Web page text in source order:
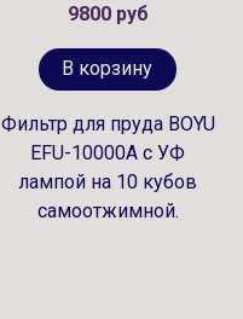
9800 руб
В корзину
Фильтр для пруда BOYU
EFU-10000A с УФ
лампой на 10 кубов
самоотжимной.